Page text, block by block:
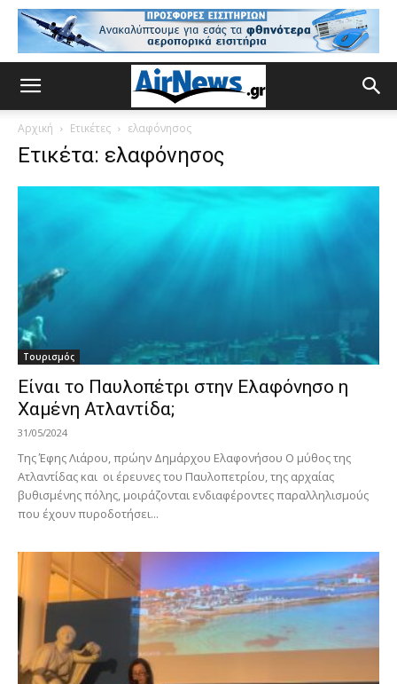
Αρχική Ετικέτες ελαφόνησος
Ετικέτα: ελαφόνησος
Τουρισμός
Είναι το Παυλοπέτρι στην Ελαφόνησο η
Χαμένη Ατλαντίδα;
31/05/2024
Της Έφης Λιάρου, πρώην Δημάρχου Ελαφονήσου Ο μύθος της
Ατλαντίδας και οι έρευνες του Παυλoπετρίου, της αρχαίας
βυθισμένης πόλης, μοιράζονται ενδιαφέροντες παραλληλισμούς
που έχουν πυροδοτήσει...